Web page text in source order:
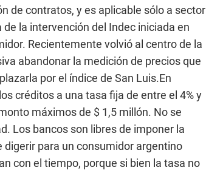
de contratos, y es aplicable sólo a sector
la intervención del Indec iniciada en
Recientemente volvió al centro de la
abandonar la medición de precios que
por el índice de San Luis.En
créditos a una tasa fija de entre el 4% y
máximos de $ 1,5 millón. No se
Los bancos son libres de imponer la
digerir para un consumidor argentino
con el tiempo, porque si bien la tasa no